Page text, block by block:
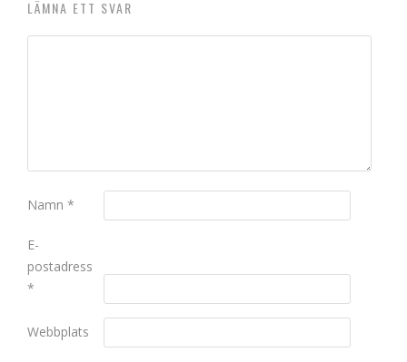
LÄMNA ETT SVAR
Namn *
E-
postadress
*
Webbplats